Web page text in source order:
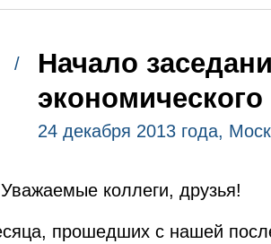
/
Начало
24 декабря 2013 года,
Уважаемые коллеги, друзья!
прошедших с нашей